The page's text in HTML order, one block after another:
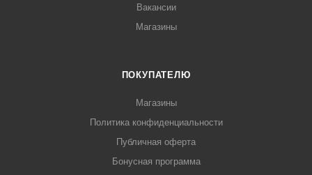
Вакансии
Магазины
ПОКУПАТЕЛЮ
Магазины
Политика конфиденциальности
Публичная оферта
Бонусная программа